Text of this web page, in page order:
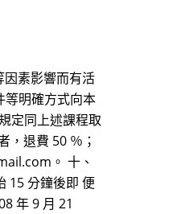
素影響而有活
等明確方式向本
定同上述課程取
，退費 50 ％；
。 十、
15 分鐘後即 便
年 9 月 21